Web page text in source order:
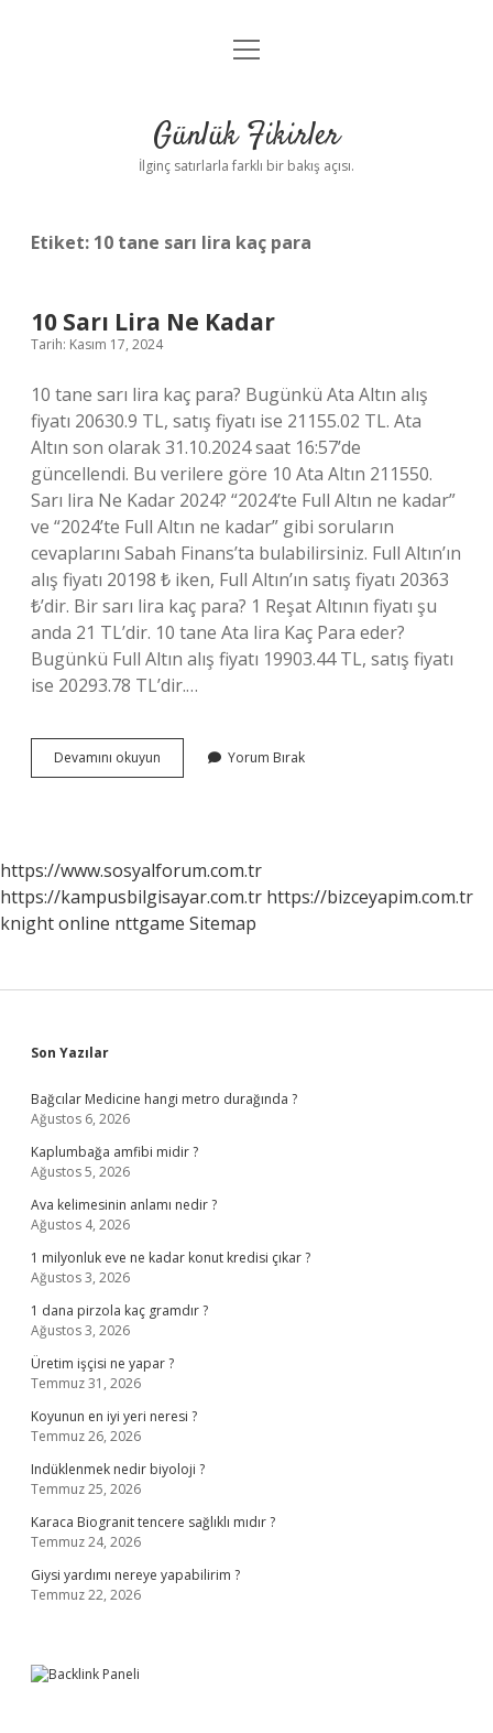
Anasayfa
Yasal Uyarı
menüyü
Günlük Fikirler
İlginç satırlarla farklı bir bakış açısı.
Etiket: 10 tane sarı lira kaç para
10 Sarı Lira Ne Kadar
Tarih: Kasım 17, 2024
10 tane sarı lira kaç para? Bugünkü Ata Altın alış
fiyatı 20630.9 TL, satış fiyatı ise 21155.02 TL. Ata
Altın son olarak 31.10.2024 saat 16:57’de
güncellendi. Bu verilere göre 10 Ata Altın 211550.
Sarı lira Ne Kadar 2024? “2024’te Full Altın ne kadar”
ve “2024’te Full Altın ne kadar” gibi soruların
cevaplarını Sabah Finans’ta bulabilirsiniz. Full Altın’ın
alış fiyatı 20198 ₺ iken, Full Altın’ın satış fiyatı 20363
₺’dir. Bir sarı lira kaç para? 1 Reşat Altının fiyatı şu
anda 21 TL’dir. 10 tane Ata lira Kaç Para eder?
Bugünkü Full Altın alış fiyatı 19903.44 TL, satış fiyatı
ise 20293.78 TL’dir.…
Devamını okuyun
Sarı
Yorum Bırak
https://www.sosyalforum.com.tr
https://kampusbilgisayar.com.tr https://bizceyapim.com.tr
knight online nttgame Sitemap
Sidebar
Son Yazılar
Bağcılar Medicine hangi metro durağında ?
Ağustos 6, 2026
Kaplumbağa amfibi midir ?
Ağustos 5, 2026
Ava kelimesinin anlamı nedir ?
Ağustos 4, 2026
1 milyonluk eve ne kadar konut kredisi çıkar ?
Ağustos 3, 2026
1 dana pirzola kaç gramdır ?
Ağustos 3, 2026
Üretim işçisi ne yapar ?
Temmuz 31, 2026
Koyunun en iyi yeri neresi ?
Temmuz 26, 2026
Indüklenmek nedir biyoloji ?
Temmuz 25, 2026
Karaca Biogranit tencere sağlıklı mıdır ?
Temmuz 24, 2026
Giysi yardımı nereye yapabilirim ?
Temmuz 22, 2026